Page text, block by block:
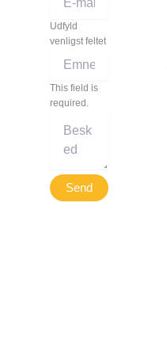
Udfyld
venligst feltet
This field is
required.
Send